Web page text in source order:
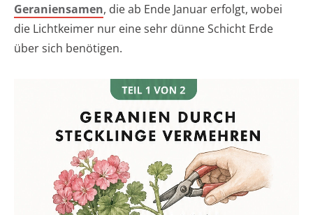
Geraniensamen, die ab Ende Januar erfolgt, wobei
die Lichtkeimer nur eine sehr dünne Schicht Erde
über sich benötigen.